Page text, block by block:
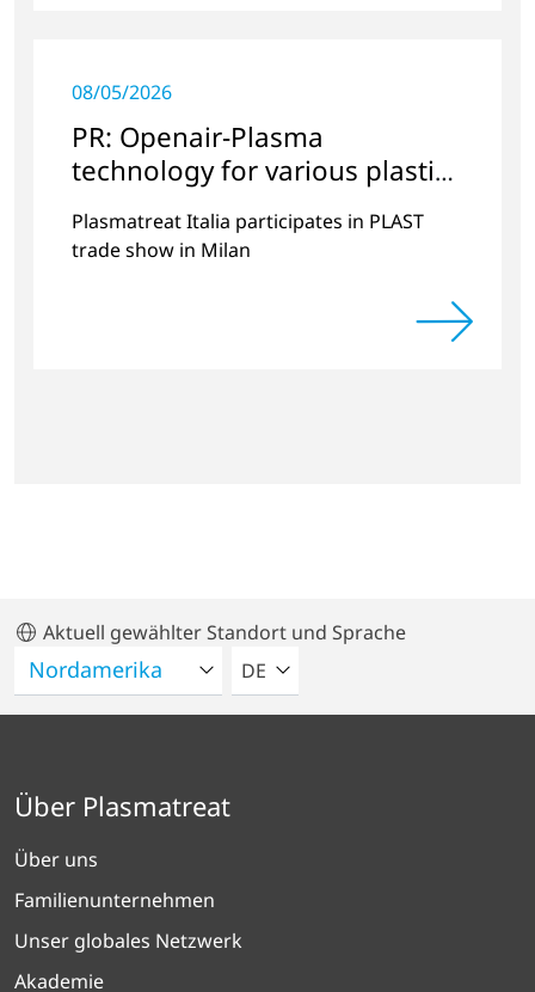
08/05/2026
PR: Openair-Plasma
technology for various plastics
applications
Plasmatreat Italia participates in PLAST
trade show in Milan
Aktuell gewählter Standort und Sprache
BITTE WÄHLEN SIE EINE
DE
Über Plasmatreat
Über uns
Familienunternehmen
Unser globales Netzwerk
Akademie